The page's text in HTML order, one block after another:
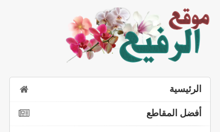
الرئيسية
أفضل المقاطع